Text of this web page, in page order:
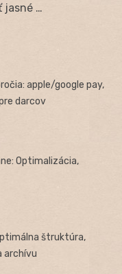
jasné …
apple/google pay,
darcov
Optimalizácia,
štruktúra,
archívu